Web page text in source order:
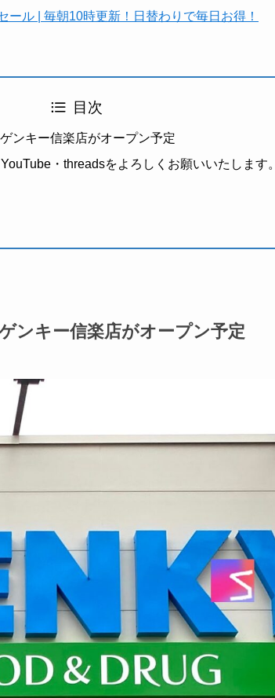
ール | 毎朝10時更新！日替わりで毎日お得！
目次
ンキー信楽店がオープン予定
・threadsをよろしくお願いいたします。
ンキー信楽店がオープン予定